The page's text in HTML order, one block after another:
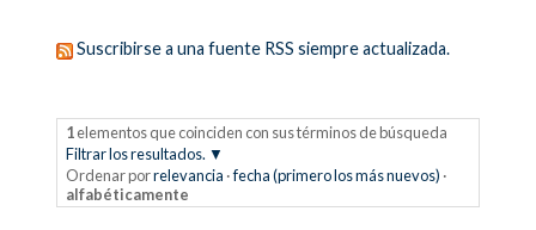
Suscribirse a una fuente RSS siempre actualizada.
1elementos que coinciden con sus términos de búsqueda
Filtrar los resultados.
Ordenar porrelevancia ·fecha (primero los más nuevos) ·
alfabéticamente